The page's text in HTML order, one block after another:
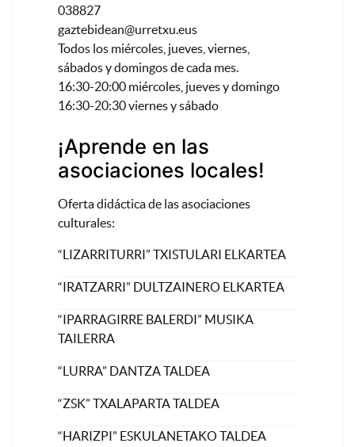
038827
gaztebidean@urretxu.eus
Todos los miércoles, jueves, viernes,
sábados y domingos de cada mes.
16:30-20:00 miércoles, jueves y domingo
16:30-20:30 viernes y sábado
¡Aprende en las
asociaciones locales!
Oferta didáctica de las asociaciones
culturales:
“LIZARRITURRI” TXISTULARI ELKARTEA
“IRATZARRI” DULTZAINERO ELKARTEA
“IPARRAGIRRE BALERDI” MUSIKA
TAILERRA
“LURRA” DANTZA TALDEA
“ZSK” TXALAPARTA TALDEA
“HARIZPI” ESKULANETAKO TALDEA